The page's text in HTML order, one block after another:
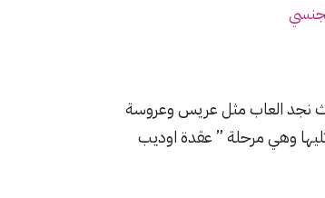
نجد العاب مثل عريس وعروسة
وهي مرحلة ” عقدة اوديب